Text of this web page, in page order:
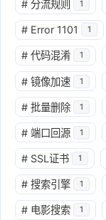
# 分流规则 1
# Error 1101 1
# 代码混淆 1
# 镜像加速 1
# 批量删除 1
# 端口回源 1
# SSL证书 1
# 搜索引擎 1
# 电影搜索 1